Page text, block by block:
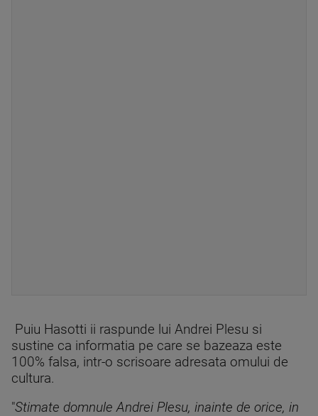
Puiu Hasotti ii raspunde lui Andrei Plesu si
sustine ca informatia pe care se bazeaza este
100% falsa, intr-o scrisoare adresata omului de
cultura.
"Stimate domnule Andrei Plesu, inainte de orice, in